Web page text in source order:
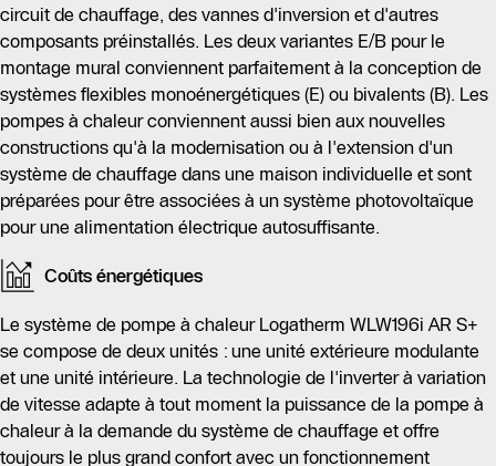
circuit de chauffage, des vannes d'inversion et d'autres
composants préinstallés. Les deux variantes E/B pour le
montage mural conviennent parfaitement à la conception de
systèmes flexibles monoénergétiques (E) ou bivalents (B). Les
pompes à chaleur conviennent aussi bien aux nouvelles
constructions qu'à la modernisation ou à l'extension d'un
système de chauffage dans une maison individuelle et sont
préparées pour être associées à un système photovoltaïque
pour une alimentation électrique autosuffisante.
Coûts énergétiques
Le système de pompe à chaleur Logatherm WLW196i AR S+
se compose de deux unités : une unité extérieure modulante
et une unité intérieure. La technologie de l'inverter à variation
de vitesse adapte à tout moment la puissance de la pompe à
chaleur à la demande du système de chauffage et offre
toujours le plus grand confort avec un fonctionnement